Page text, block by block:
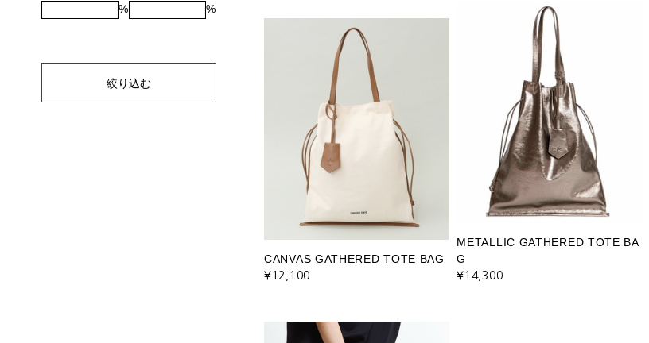
% %
絞り込む
CANVAS GATHERED TOTE BAG
¥12,100
METALLIC GATHERED TOTE BA
G
¥14,300